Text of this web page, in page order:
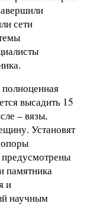
сети
полноценная
высадить 15
– вязы,
Установят
памятника
и
научным